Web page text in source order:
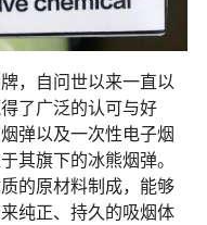
，自问世以来一直以
了广泛的认可与好
弹以及一次性电子烟
其旗下的冰熊烟弹。
的原材料制成，能够
纯正、持久的吸烟体